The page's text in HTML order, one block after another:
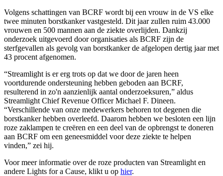
Volgens schattingen van BCRF wordt bij een vrouw in de VS elke
twee minuten borstkanker vastgesteld. Dit jaar zullen ruim 43.000
vrouwen en 500 mannen aan de ziekte overlijden. Dankzij
onderzoek uitgevoerd door organisaties als BCRF zijn de
sterfgevallen als gevolg van borstkanker de afgelopen dertig jaar met
43 procent afgenomen.
“Streamlight is er erg trots op dat we door de jaren heen
voortdurende ondersteuning hebben geboden aan BCRF,
resulterend in zo'n aanzienlijk aantal onderzoeksuren,” aldus
Streamlight Chief Revenue Officer Michael F. Dineen.
“Verschillende van onze medewerkers behoren tot degenen die
borstkanker hebben overleefd. Daarom hebben we besloten een lijn
roze zaklampen te creëren en een deel van de opbrengst te doneren
aan BCRF om een ​​geneesmiddel voor deze ziekte te helpen
vinden,” zei hij.
Voor meer informatie over de roze producten van Streamlight en
andere Lights for a Cause, klikt u op hier.